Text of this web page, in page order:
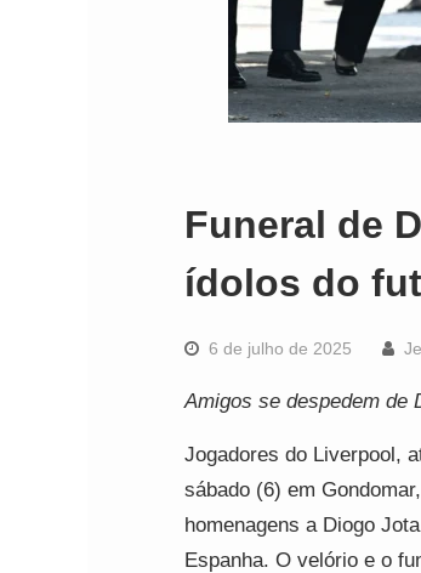
Funeral de
ídolos do
6 de julho de 2025
Amigos se despedem de
Jogadores do Liverpool,
sábado (6) em
homenagens a Diogo
Espanha. O velório e o